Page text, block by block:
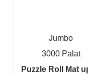
Jumbo
3000 Palat
Puzzle Roll Mat